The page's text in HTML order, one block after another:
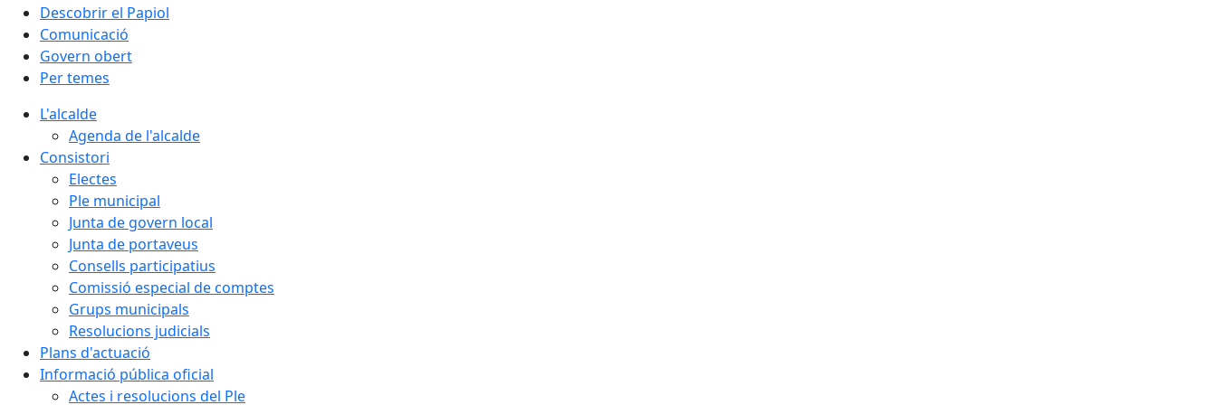
Descobrir el Papiol
Comunicació
Govern obert
Per temes
L'alcalde
Agenda de l'alcalde
Consistori
Electes
Ple municipal
Junta de govern local
Junta de portaveus
Consells participatius
Comissió especial de comptes
Grups municipals
Resolucions judicials
Plans d'actuació
Informació pública oficial
Actes i resolucions del Ple